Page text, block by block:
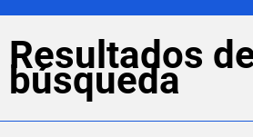
Resultados
búsqueda